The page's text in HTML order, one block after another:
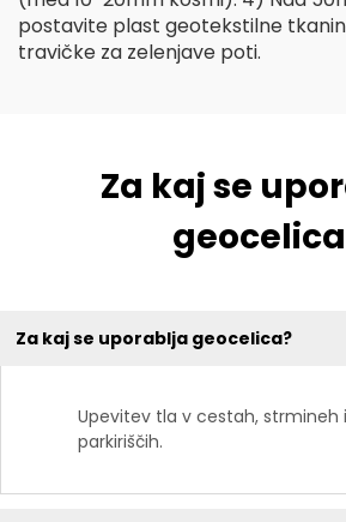
postavite plast geotekstilne
travičke za zelenjave poti.
Za kaj se
Za kaj se uporablja geocelica?
Upevitev tla v cestah, strmineh
parkiriščih.